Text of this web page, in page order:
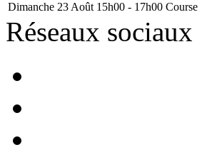
Dimanche 23 Août 15h00 - 17h00 Course
Réseaux sociaux